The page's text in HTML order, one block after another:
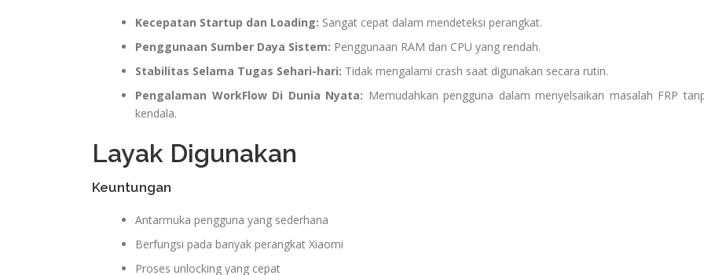
Kecepatan Startup dan Loading: Sangat cepat dalam mendeteksi perangkat.
Penggunaan Sumber Daya Sistem: Penggunaan RAM dan CPU yang rendah.
Stabilitas Selama Tugas Sehari-hari: Tidak mengalami crash saat digunakan secara rutin.
Pengalaman WorkFlow Di Dunia Nyata: Memudahkan pengguna dalam menyelsaikan masalah FRP
kendala.
Layak Digunakan
Keuntungan
Antarmuka pengguna yang sederhana
Berfungsi pada banyak perangkat Xiaomi
Proses unlocking yang cepat